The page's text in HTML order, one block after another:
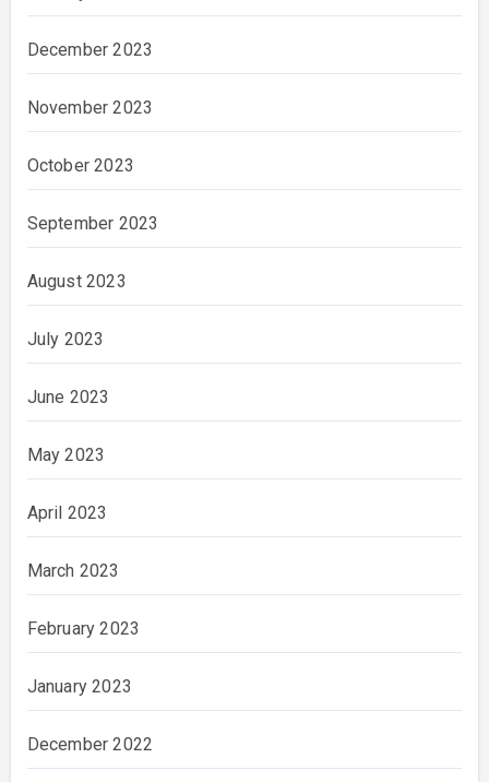
December 2023
November 2023
October 2023
September 2023
August 2023
July 2023
June 2023
May 2023
April 2023
March 2023
February 2023
January 2023
December 2022